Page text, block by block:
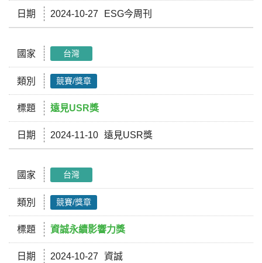
日期 2024-10-27 ESG今周刊
國家 台灣
類別 競賽/獎章
標題 遠見USR獎
日期 2024-11-10 遠見USR獎
國家 台灣
類別 競賽/獎章
標題 資誠永續影響力獎
日期 2024-10-27 資誠